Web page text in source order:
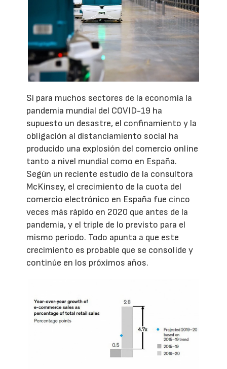
Si para muchos sectores de la economía la
pandemia mundial del COVID-19 ha
supuesto un desastre, el confinamiento y la
obligación al distanciamiento social ha
producido una explosión del comercio online
tanto a nivel mundial como en España.
Según un reciente estudio de la consultora
McKinsey, el crecimiento de la cuota del
comercio electrónico en España fue cinco
veces más rápido en 2020 que antes de la
pandemia, y el triple de lo previsto para el
mismo periodo. Todo apunta a que este
crecimiento es probable que se consolide y
continúe en los próximos años.